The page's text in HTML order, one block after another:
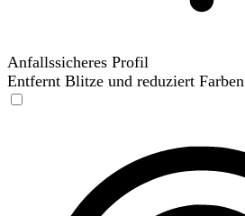
Anfallssicheres Profil
Entfernt Blitze und reduziert Farben